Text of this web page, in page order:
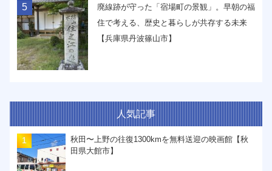
5
廃線跡が守った「宿場町の景観」。早朝の福
住で考える、歴史と暮らしが共存する未来
【兵庫県丹波篠山市】
人気記事
秋田〜上野の往復1300kmを無料送迎の映画館【秋
田県大館市】